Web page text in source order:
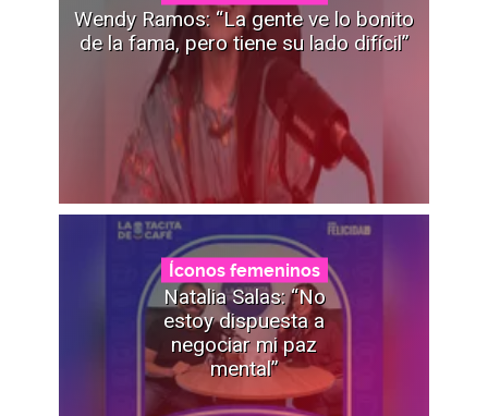
Wendy Ramos: “La gente ve lo bonito
de la fama, pero tiene su lado difícil”
Íconos femeninos
Natalia Salas: “No
estoy dispuesta a
negociar mi paz
mental”